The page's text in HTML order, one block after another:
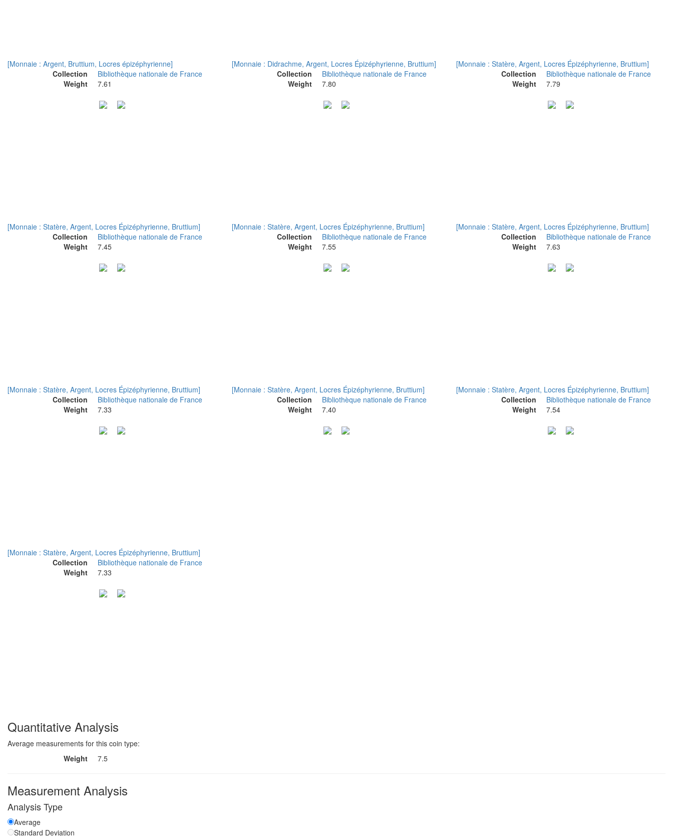
[Monnaie : Argent, Bruttium, Locres épizéphyrienne]
Collection
Bibliothèque nationale de France
Weight
7.61
[Monnaie : Didrachme, Argent, Locres Épizéphyrienne, Bruttium]
Collection
Bibliothèque nationale de France
Weight
7.80
[Monnaie : Statère, Argent, Locres Épizéphyrienne, Bruttium]
Collection
Bibliothèque nationale de France
Weight
7.79
[Monnaie : Statère, Argent, Locres Épizéphyrienne, Bruttium]
Collection
Bibliothèque nationale de France
Weight
7.45
[Monnaie : Statère, Argent, Locres Épizéphyrienne, Bruttium]
Collection
Bibliothèque nationale de France
Weight
7.55
[Monnaie : Statère, Argent, Locres Épizéphyrienne, Bruttium]
Collection
Bibliothèque nationale de France
Weight
7.63
[Monnaie : Statère, Argent, Locres Épizéphyrienne, Bruttium]
Collection
Bibliothèque nationale de France
Weight
7.33
[Monnaie : Statère, Argent, Locres Épizéphyrienne, Bruttium]
Collection
Bibliothèque nationale de France
Weight
7.40
[Monnaie : Statère, Argent, Locres Épizéphyrienne, Bruttium]
Collection
Bibliothèque nationale de France
Weight
7.54
[Monnaie : Statère, Argent, Locres Épizéphyrienne, Bruttium]
Collection
Bibliothèque nationale de France
Weight
7.33
Quantitative Analysis
Average measurements for this coin type:
Weight
7.5
Measurement Analysis
Analysis Type
Average
Standard Deviation